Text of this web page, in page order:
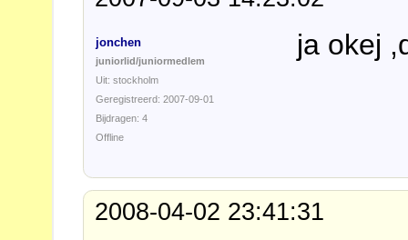
jonchen
juniorlid/juniormedlem
Uit: stockholm
Geregistreerd: 2007-09-01
Bijdragen: 4
ja okej
Offline
2008-04-02 23:41:31